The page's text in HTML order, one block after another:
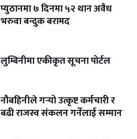
प्युठानमा ७ दिनमा ५२ थान अवैध
भरुवा बन्दुक बरामद
लुम्बिनीमा एकीकृत सूचना पोर्टल
नौबहिनीले गर्‍यो उत्कृष्ट कर्मचारी र
बढी राजस्व संकलन गर्नेलाई सम्मान